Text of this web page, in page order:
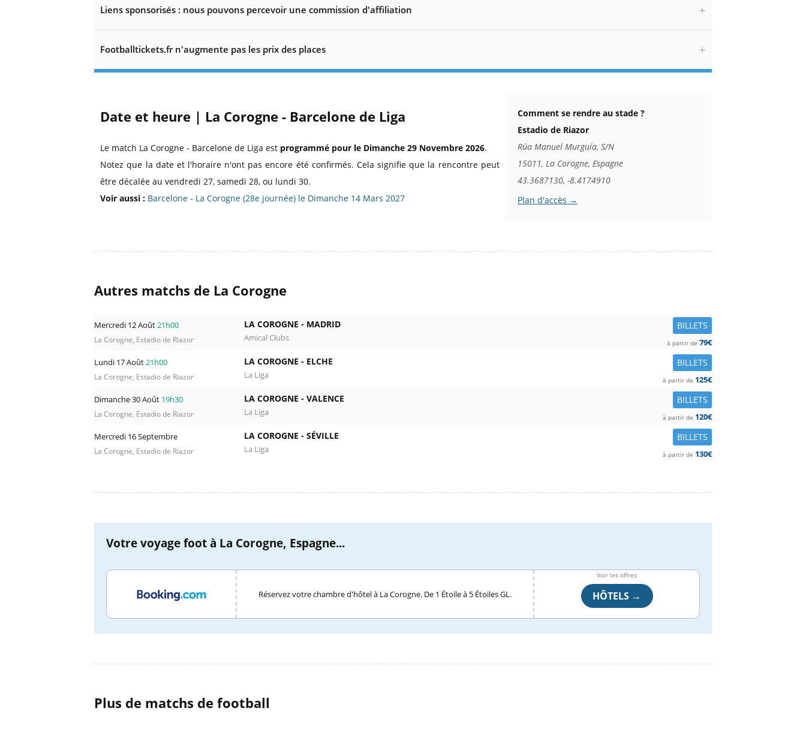
Liens sponsorisés : nous pouvons percevoir une commission d'affiliation
Footballtickets.fr n'augmente pas les prix des places
Date et heure | La Corogne - Barcelone de Liga
Le match La Corogne - Barcelone de Liga est programmé pour le Dimanche 29 Novembre 2026.
Notez que la date et l'horaire n'ont pas encore été confirmés. Cela signifie que la rencontre peut
être décalée au vendredi 27, samedi 28, ou lundi 30.
Voir aussi : Barcelone - La Corogne (28e journée) le Dimanche 14 Mars 2027
Comment se rendre au stade ?
Estadio de Riazor
Rúa Manuel Murguía, S/N
15011, La Corogne, Espagne
43.3687130, -8.4174910
Plan d'accès →
Autres matchs de La Corogne
Mercredi 12 Août21h00
La Corogne, Estadio de Riazor
BILLETS
LA COROGNE - MADRID
Amical Clubs à partir de 79€
Lundi 17 Août21h00
La Corogne, Estadio de Riazor
BILLETS
LA COROGNE - ELCHE
La Liga à partir de 125€
Dimanche 30 Août 19h30
La Corogne, Estadio de Riazor
BILLETS
LA COROGNE - VALENCE
La Liga à partir de 120€
Mercredi 16 Septembre
La Corogne, Estadio de Riazor
BILLETS
LA COROGNE - SÉVILLE
La Liga à partir de 130€
Votre voyage foot à La Corogne, Espagne...
Réservez votre chambre d'hôtel à La Corogne. De 1 Étoile à 5 Étoiles GL.
Voir les offres
HÔTELS →
Plus de matchs de football